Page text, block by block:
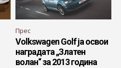
Прес
Volkswagen Golf ја освои
наградата „Златен
волан“ за 2013 година